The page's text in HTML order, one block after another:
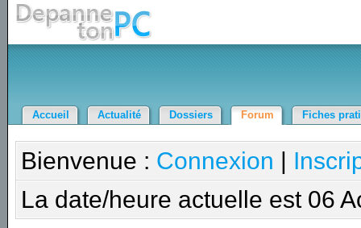
Accueil Actualité Dossiers Forum Fiches
Bienvenue : Connexion |
La date/heure actuelle est 06